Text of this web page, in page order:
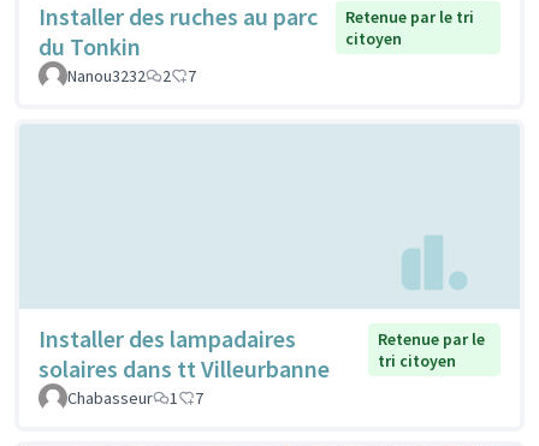
Installer des ruches au parc
du Tonkin
Retenue par le tri
citoyen
Nanou3232
2 7
Installer des lampadaires
solaires dans tt Villeurbanne
Retenue par le
tri citoyen
Chabasseur
1 7